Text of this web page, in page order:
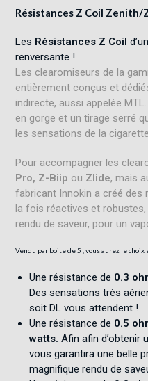
Résistances Z Coil Zenith/
Les Résistances Z Coil
renversante !
Les clearomiseurs de la
entièrement conçus et
indirecte, aussi appelée
en gorge et un tirage serré
les sensations de la
Pour accompagner les
Pro, Z-Biip ou Zlide, mais
fabricant Innokin a créé des
la fois réactives et
rendu de saveur, pour un
Vendu par boite de 5 , vous aurez le choix
Une résistance de 0.3
Des sensations très
soit DL vous attendent !
Une résistance de 0.5
watts.Afin afin d’obtenir
vous garantira une belle
magnifique rendu de